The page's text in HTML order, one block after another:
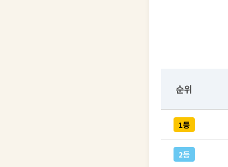
순위
1등
2등